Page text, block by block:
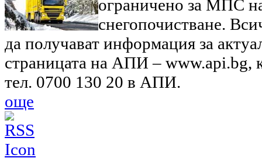
ограничено за МПС
снегопочистване.
да получават информация за
страницата на АПИ – www.api.bg,
тел. 0700 130 20 в АПИ.
още